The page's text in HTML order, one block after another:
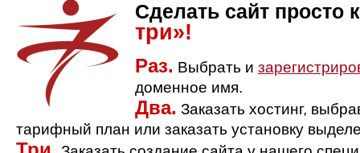
Сделать сайт просто
три»!
Раз. Выбрать и
доменное имя.
Два. Заказать хостинг,
тарифный план или заказать установку